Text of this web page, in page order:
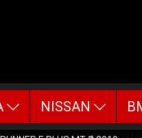
NISSAN